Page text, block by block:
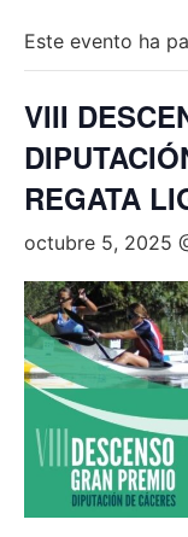
Este evento ha
VIII
REGATA
octubre 5, 2025